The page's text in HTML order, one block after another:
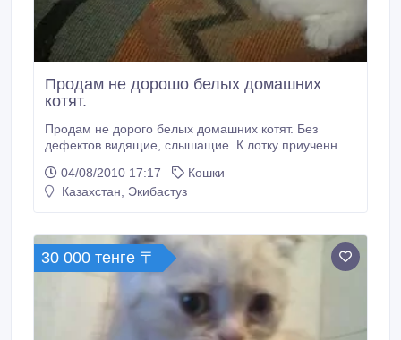
Продам не дорошо белых домашних
котят.
Продам не дорого белых домашних котят. Без
дефектов видящие, слышащие. К лотку приученны.
04/08/2010 17:17
Кошки
Казахстан, Экибастуз
30 000 тенге 〒